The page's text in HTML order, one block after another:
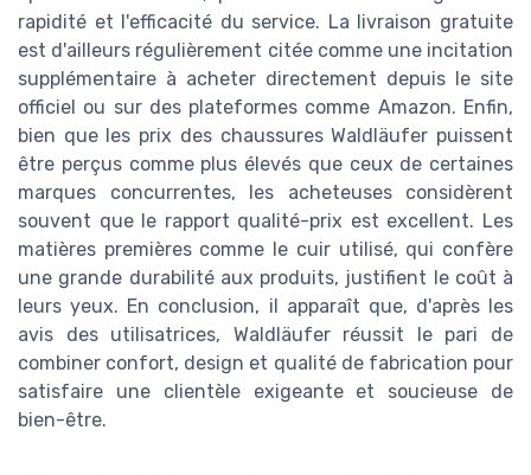
rapidité et l'efficacité du service. La livraison gratuite
est d'ailleurs régulièrement citée comme une incitation
supplémentaire à acheter directement depuis le site
officiel ou sur des plateformes comme Amazon. Enfin,
bien que les prix des chaussures Waldläufer puissent
être perçus comme plus élevés que ceux de certaines
marques concurrentes, les acheteuses considèrent
souvent que le rapport qualité-prix est excellent. Les
matières premières comme le cuir utilisé, qui confère
une grande durabilité aux produits, justifient le coût à
leurs yeux. En conclusion, il apparaît que, d'après les
avis des utilisatrices, Waldläufer réussit le pari de
combiner confort, design et qualité de fabrication pour
satisfaire une clientèle exigeante et soucieuse de
bien-être.